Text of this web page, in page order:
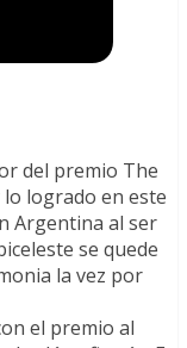
del premio The
logrado en este
Argentina al ser
se quede
la vez por
el premio al